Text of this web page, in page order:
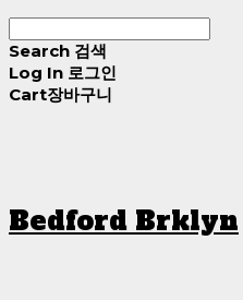
Search 검색
Log In 로그인
Cart장바구니
Bedford Brklyn